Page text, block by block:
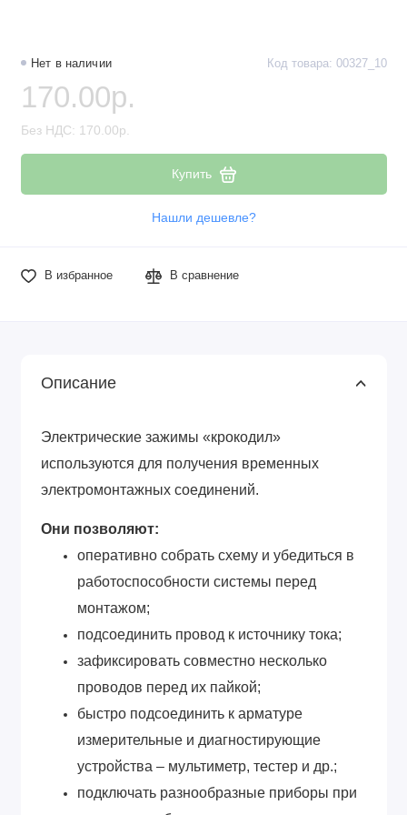
Нет в наличии Код товара: 00327_10
170.00р.
Без НДС: 170.00р.
Купить
Нашли дешевле?
В избранное В сравнение
Описание
Электрические зажимы «крокодил»
используются для получения временных
электромонтажных соединений.
Они позволяют:
оперативно собрать схему и убедиться в
работоспособности системы перед
монтажом;
подсоединить провод к источнику тока;
зафиксировать совместно несколько
проводов перед их пайкой;
быстро подсоединить к арматуре
измерительные и диагностирующие
устройства – мультиметр, тестер и др.;
подключать разнообразные приборы при